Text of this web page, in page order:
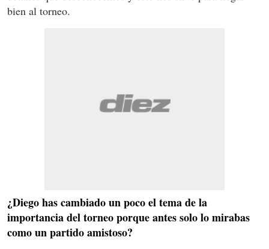
bien al torneo.
¿Diego has cambiado un poco el tema de la
importancia del torneo porque antes solo lo mirabas
como un partido amistoso?